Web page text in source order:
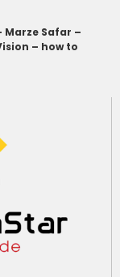
Marze Safar –
– how to